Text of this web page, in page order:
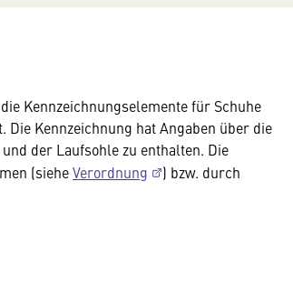
Kennzeichnungselemente für Schuhe
Die Kennzeichnung hat Angaben über die
der Laufsohle zu enthalten. Die
(sieheVerordnung
) bzw. durch